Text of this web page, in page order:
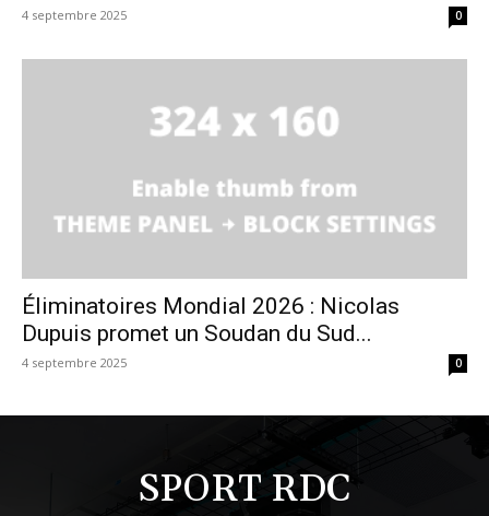
4 septembre 2025 0
Éliminatoires Mondial 2026 : Nicolas
Dupuis promet un Soudan du Sud...
4 septembre 2025 0
SPORT RDC